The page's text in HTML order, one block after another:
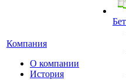
Компания
О компании
История